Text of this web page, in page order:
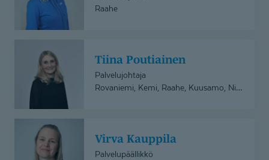
Raahe
Poutiainen
Tiina Poutiainen
Palvelujohtaja
Rovaniemi, Kemi, Raahe, Kuusamo, Nivala, Kemijärvi, Ylivieska, Ivalo, Kiiminki, Liminka, Kalajoki, Pudasjärvi, Kokkola, Kittilä, Oulu
Kauppila
Virva Kauppila
Palvelupäällikkö